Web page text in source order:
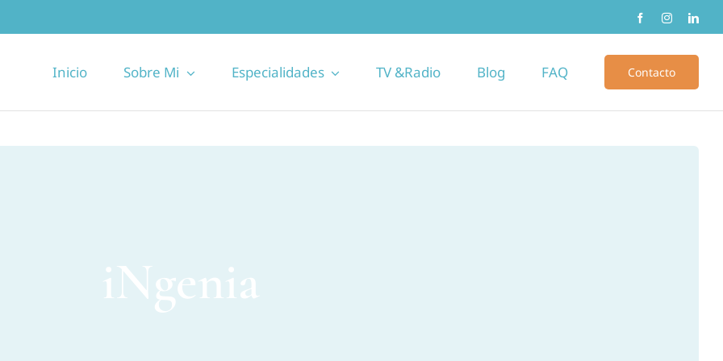
Inicio Sobre Mi Especialidades TV &Radio Blog FAQ Contacto
iNgenia